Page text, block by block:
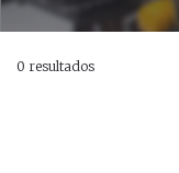
0 resultados